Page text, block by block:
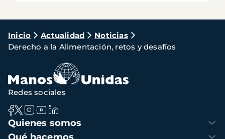
Ruta
de
navegación
Inicio Actualidad
Noticias
Derecho a la Alimentación, retos y desafíos
Navegación
principal
Quienes somos
Redes sociales